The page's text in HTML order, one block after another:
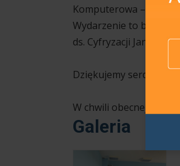
Komputerowa –
Wydarzenie to było
ds. Cyfryzacji Janusza
Dziękujemy serdecznie
W chwili obecnej trwa
Galeria